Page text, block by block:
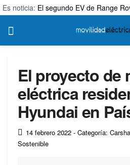
Es noticia: El segundo EV de Range
El proyecto de
eléctrica
Hyundai en
14 febrero 2022 - Categoría:
Sostenible